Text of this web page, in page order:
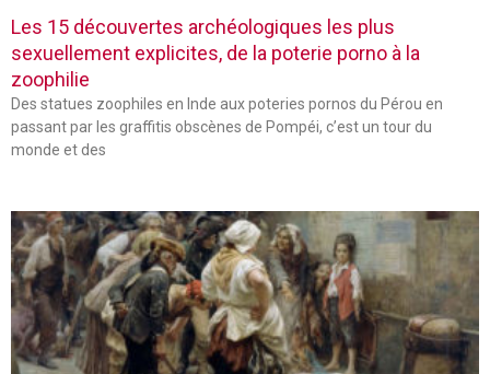
Les 15 découvertes archéologiques les plus
sexuellement explicites, de la poterie porno à la
zoophilie
Des statues zoophiles en Inde aux poteries pornos du Pérou en
passant par les graffitis obscènes de Pompéi, c’est un tour du
monde et des